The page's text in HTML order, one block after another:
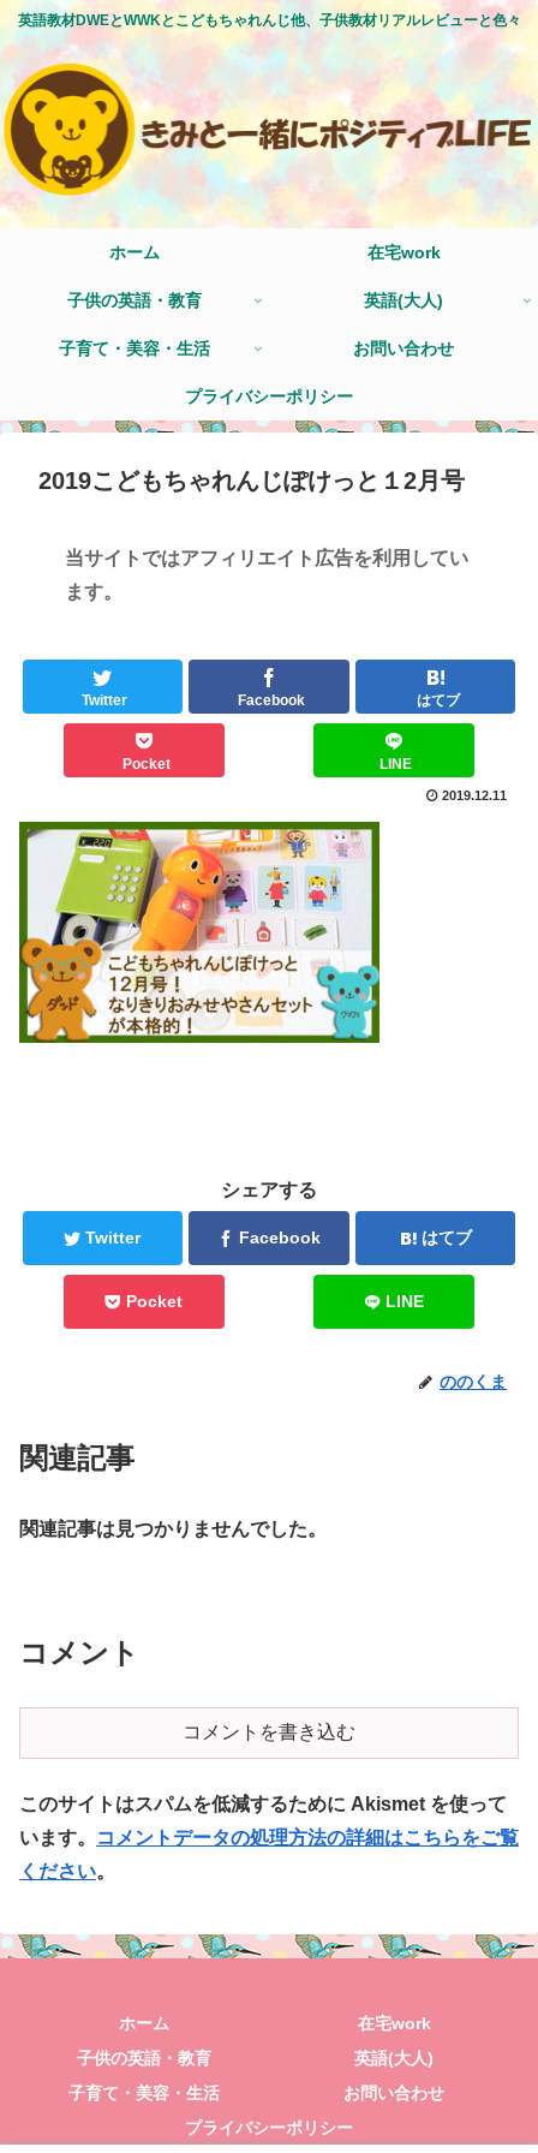
英語教材DWEとWWKとこどもちゃれんじ他、子供教材リアルレビューと色々
ホーム 在宅work
子供の英語・教育 英語(大人)
子育て・美容・生活 お問い合わせ
プライバシーポリシー
2019こどもちゃれんじぽけっと１2月号
当サイトではアフィリエイト広告を利用してい
ます。
Twitter Facebook はてブ
Pocket LINE
2019.12.11
シェアする
Twitter Facebook はてブ
Pocket LINE
ののくま
関連記事
関連記事は見つかりませんでした。
コメント
コメントを書き込む
このサイトはスパムを低減するために Akismet を使って
います。
コメントデータの処理方法の詳細はこちらをご覧
ください。
ホーム
在宅work
子供の英語・教育
英語(大人)
子育て・美容・生活
お問い合わせ
プライバシーポリシー